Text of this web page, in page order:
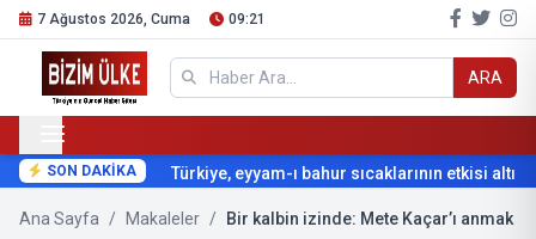
7 Ağustos 2026, Cuma 09:21
ARA
SON DAKİKA Türkiye, eyyam-ı bahur sıcaklarının etkisi altına
Ana Sayfa / Makaleler / Bir kalbin izinde: Mete Kaçar’ı anmak